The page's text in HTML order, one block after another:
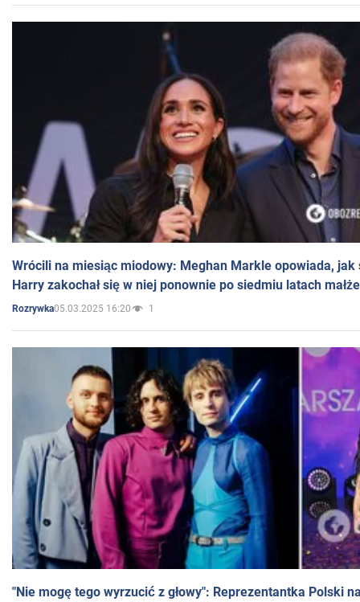
Wrócili na miesiąc miodowy: Meghan Markle opowiada, jak
Harry zakochał się w niej ponownie po siedmiu latach
Rozrywka05.03.2025 16:20 1
"Nie mogę tego wyrzucić z głowy": Reprezentantka Polski